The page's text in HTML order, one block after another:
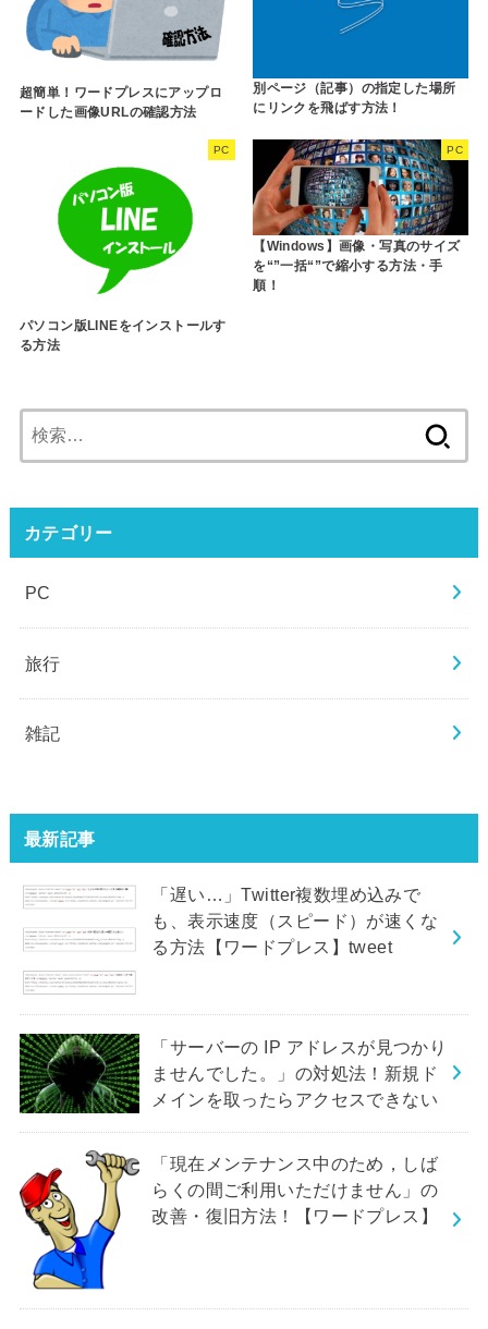
超簡単！ワードプレスにアップロ
ードした画像URLの確認方法
別ページ（記事）の指定した場所
にリンクを飛ばす方法！
PC
パソコン版LINEをインストールす
る方法
PC
【Windows】画像・写真のサイズ
を“”一括“”で縮小する方法・手
順！
索:
カテゴリー
PC
旅行
雑記
最新記事
「遅い…」Twitter複数埋め込みで
も、表示速度（スピード）が速くな
る方法【ワードプレス】tweet
「サーバーの IP アドレスが見つかり
ませんでした。」の対処法！新規ド
メインを取ったらアクセスできない
「現在メンテナンス中のため，しば
らくの間ご利用いただけません」の
改善・復旧方法！【ワードプレス】